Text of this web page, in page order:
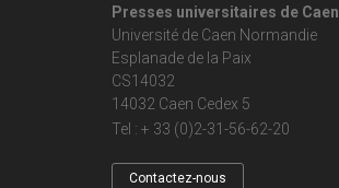
Presses universitaires de Caen
Université de Caen Normandie
Esplanade de la Paix
CS14032
14032 Caen Cedex 5
Tel : + 33 (0)2-31-56-62-20
Contactez-nous